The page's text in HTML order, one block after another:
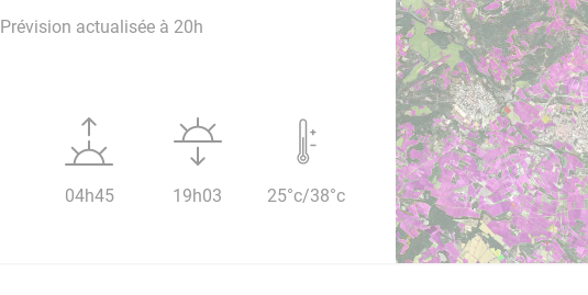
Prévision actualisée à 20h
04h45 19h03 25°c/38°c